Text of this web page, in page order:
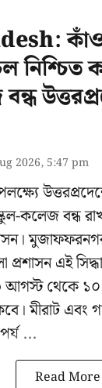
2026, 5:47 pm
কলেজ বন্ধ
এই
থেকে ১০
মীরাট এবং
...
Read More